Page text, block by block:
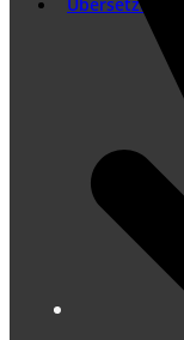
Übersetzung